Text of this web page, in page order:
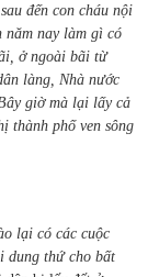
đến con cháu nội
năm nay làm gì có
ở ngoài bãi từ
làng, Nhà nước
giờ mà lại lấy cả
thành phố ven sông
lại có các cuộc
dung thứ cho bất